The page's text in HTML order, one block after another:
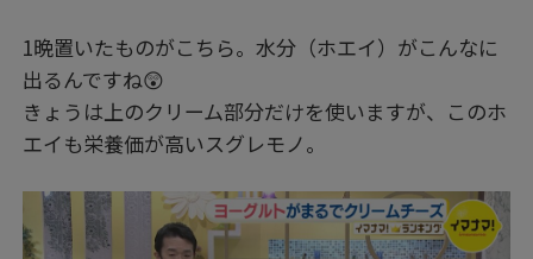
1晩置いたものがこちら。水分（ホエイ）がこんなに
出るんですね😲
きょうは上のクリーム部分だけを使いますが、このホ
エイも栄養価が高いスグレモノ。